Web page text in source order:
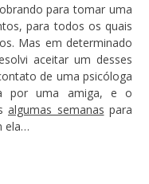
para tomar uma
para todos os quais
Mas em determinado
aceitar um desses
de uma psicóloga
por uma amiga, e o
algumas semanas para
ela…